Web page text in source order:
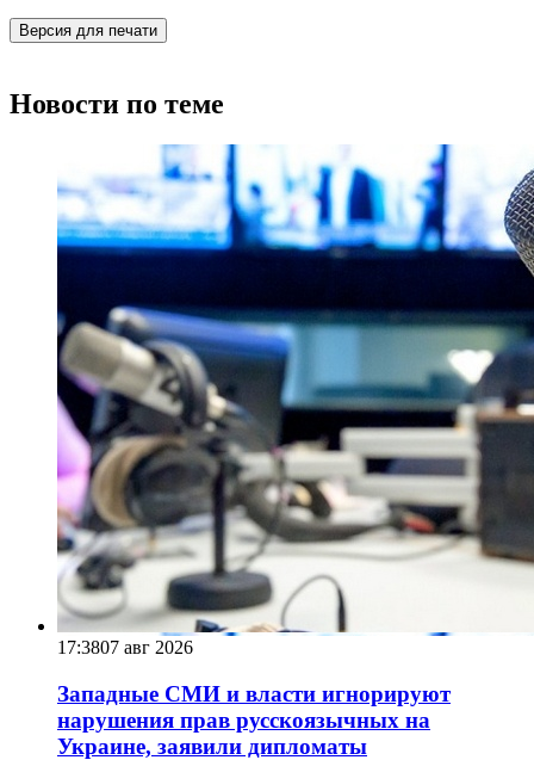
Версия для печати
Новости по теме
17:3807 авг 2026
Западные СМИ и власти игнорируют
нарушения прав русскоязычных на
Украине, заявили дипломаты